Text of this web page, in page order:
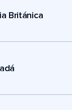
Británica